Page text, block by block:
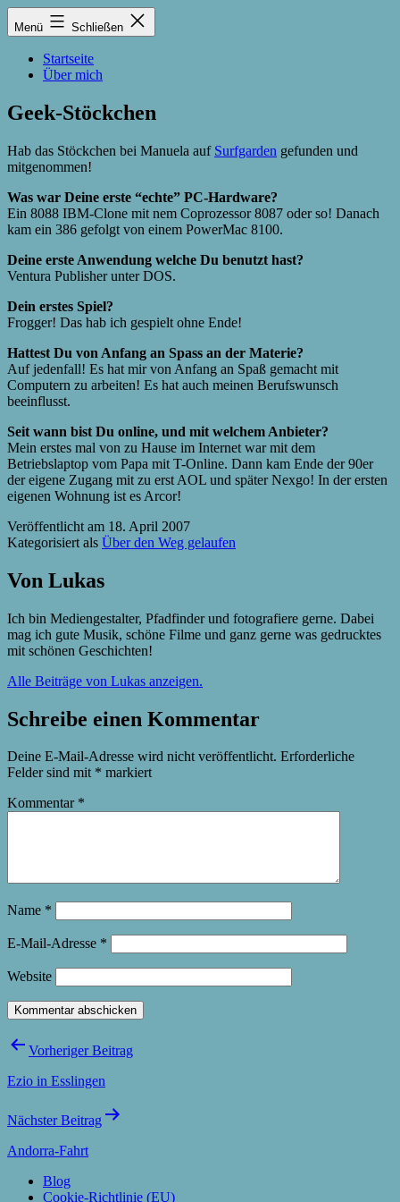
Zum
Inhalt
Lukas
Zintel-
Menü Schließen
Startseite
Über mich
Geek-Stöckchen
Hab das Stöckchen bei Manuela auf Surfgarden gefunden und
mitgenommen!
Was war Deine erste “echte” PC-Hardware?
Ein 8088 IBM-Clone mit nem Coprozessor 8087 oder so! Danach
kam ein 386 gefolgt von einem PowerMac 8100.
Deine erste Anwendung welche Du benutzt hast?
Ventura Publisher unter DOS.
Dein erstes Spiel?
Frogger! Das hab ich gespielt ohne Ende!
Hattest Du von Anfang an Spass an der Materie?
Auf jedenfall! Es hat mir von Anfang an Spaß gemacht mit
Computern zu arbeiten! Es hat auch meinen Berufswunsch
beeinflusst.
Seit wann bist Du online, und mit welchem Anbieter?
Mein erstes mal von zu Hause im Internet war mit dem
Betriebslaptop vom Papa mit T-Online. Dann kam Ende der 90er
der eigene Zugang mit zu erst AOL und später Nexgo! In der ersten
eigenen Wohnung ist es Arcor!
Veröffentlicht am 18. April 2007
Kategorisiert als Über den Weg gelaufen
Von Lukas
Ich bin Mediengestalter, Pfadfinder und fotografiere gerne. Dabei
mag ich gute Musik, schöne Filme und ganz gerne was gedrucktes
mit schönen Geschichten!
Alle Beiträge von Lukas anzeigen.
Schreibe einen Kommentar
Deine E-Mail-Adresse wird nicht veröffentlicht. Erforderliche
Felder sind mit * markiert
Kommentar *
Name *
E-Mail-Adresse *
Website
Beitragsnavigation
Vorheriger Beitrag
Ezio in Esslingen
Nächster Beitrag
Andorra-Fahrt
Blog
Cookie-Richtlinie (EU)